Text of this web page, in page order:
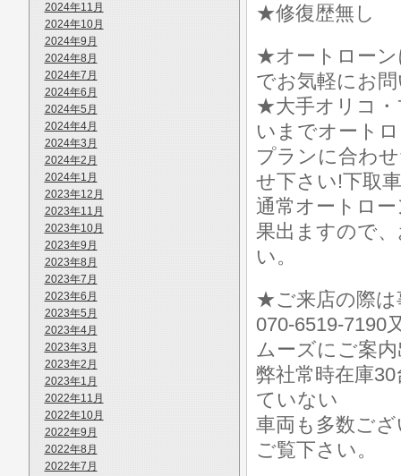
2024年11月
2024年10月
2024年9月
2024年8月
2024年7月
2024年6月
2024年5月
2024年4月
2024年3月
2024年2月
2024年1月
2023年12月
2023年11月
2023年10月
2023年9月
2023年8月
2023年7月
2023年6月
2023年5月
2023年4月
2023年3月
2023年2月
2023年1月
2022年11月
2022年10月
2022年9月
2022年8月
2022年7月
★修復歴無し
★オートローン
でお気軽にお
★大手オリコ・
いまでオート
プランに合わ
せ下さい!下取
通常オートロ
果出ますので
い。
★ご来店の際は
070-6519-7190
ムーズにご案
弊社常時在庫
ていない
車両も多数ご
ご覧下さい。